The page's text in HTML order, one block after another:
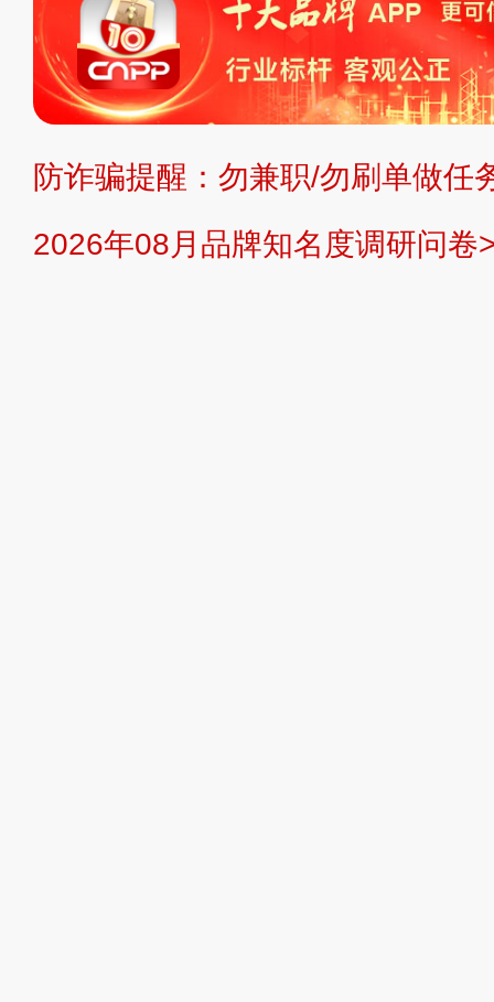
复制、转载、商用。本站不生产产
不代理、不招商、不提供中介服务。
持投资购买的观点或意见，页面信息
提交说明： 快速提交发布>> 提交品
防诈骗提醒：勿兼职/勿刷单做任
2026年08月品牌知名度调研问卷